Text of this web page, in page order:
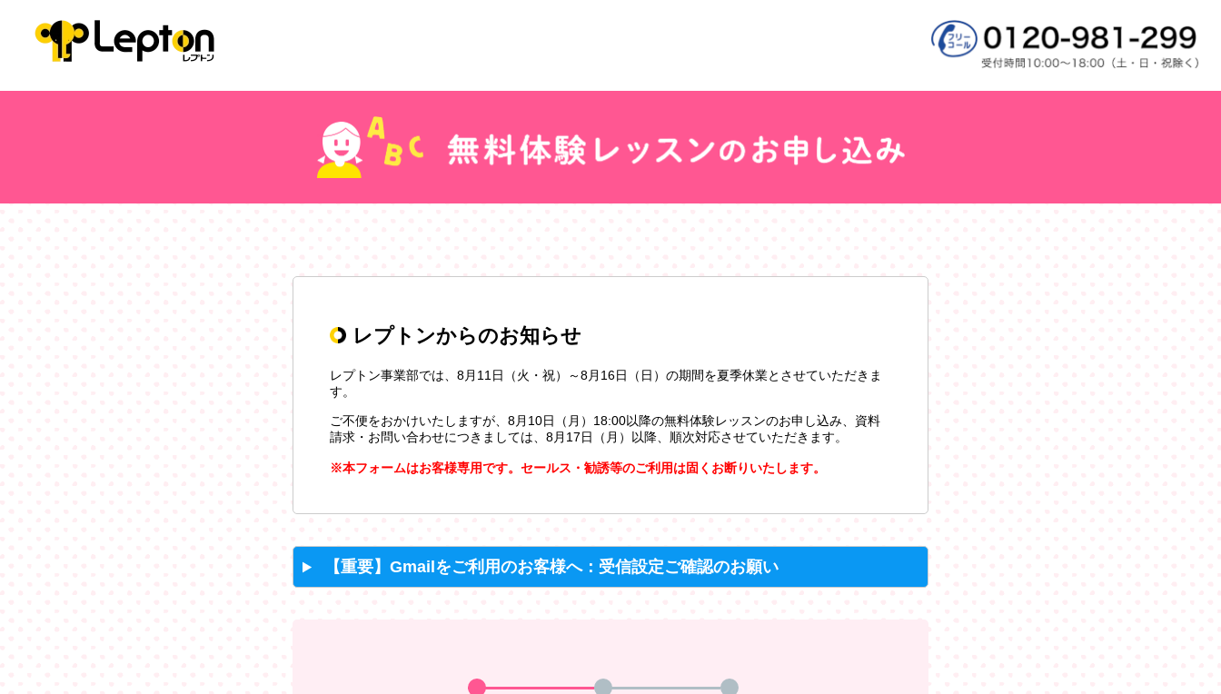
レプトンからのお知らせ
レプトン事業部では、8月11日（火・祝）～8月16日（日）の期間を夏季休業とさせていただきま
す。
ご不便をおかけいたしますが、8月10日（月）18:00以降の無料体験レッスンのお申し込み、資料
請求・お問い合わせにつきましては、8月17日（月）以降、順次対応させていただきます。
※本フォームはお客様専用です。セールス・勧誘等のご利用は固くお断りいたします。
【重要】Gmailをご利用のお客様へ：受信設定ご確認のお願い